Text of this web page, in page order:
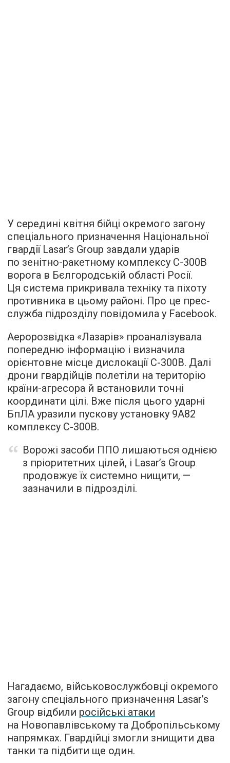
У середині квітня бійці окремого загону
спеціального призначення Національної
гвардії Lasar’s Group завдали ударів
по зенітно-ракетному комплексу С-300В
ворога в Бєлгородській області Росії.
Ця система прикривала техніку та піхоту
противника в цьому районі. Про це прес-
служба підрозділу повідомила у Facebook.
Аеророзвідка «Лазарів» проаналізувала
попередню інформацію і визначила
орієнтовне місце дислокації С-300В. Далі
дрони гвардійців полетіли на територію
країни-агресора й встановили точні
координати цілі. Вже після цього ударні
БпЛА уразили пускову установку 9А82
комплексу С-300В.
Ворожі засоби ППО лишаються однією
з пріоритетних цілей, і Lasar’s Group
продовжує їх системно нищити, —
зазначили в підрозділі.
Нагадаємо, військовослужбовці окремого
загону спеціального призначення Lasar’s
Group відбили російські атаки
на Новопавлівському та Добропільському
напрямках. Гвардійці змогли знищити два
танки та підбити ще один.